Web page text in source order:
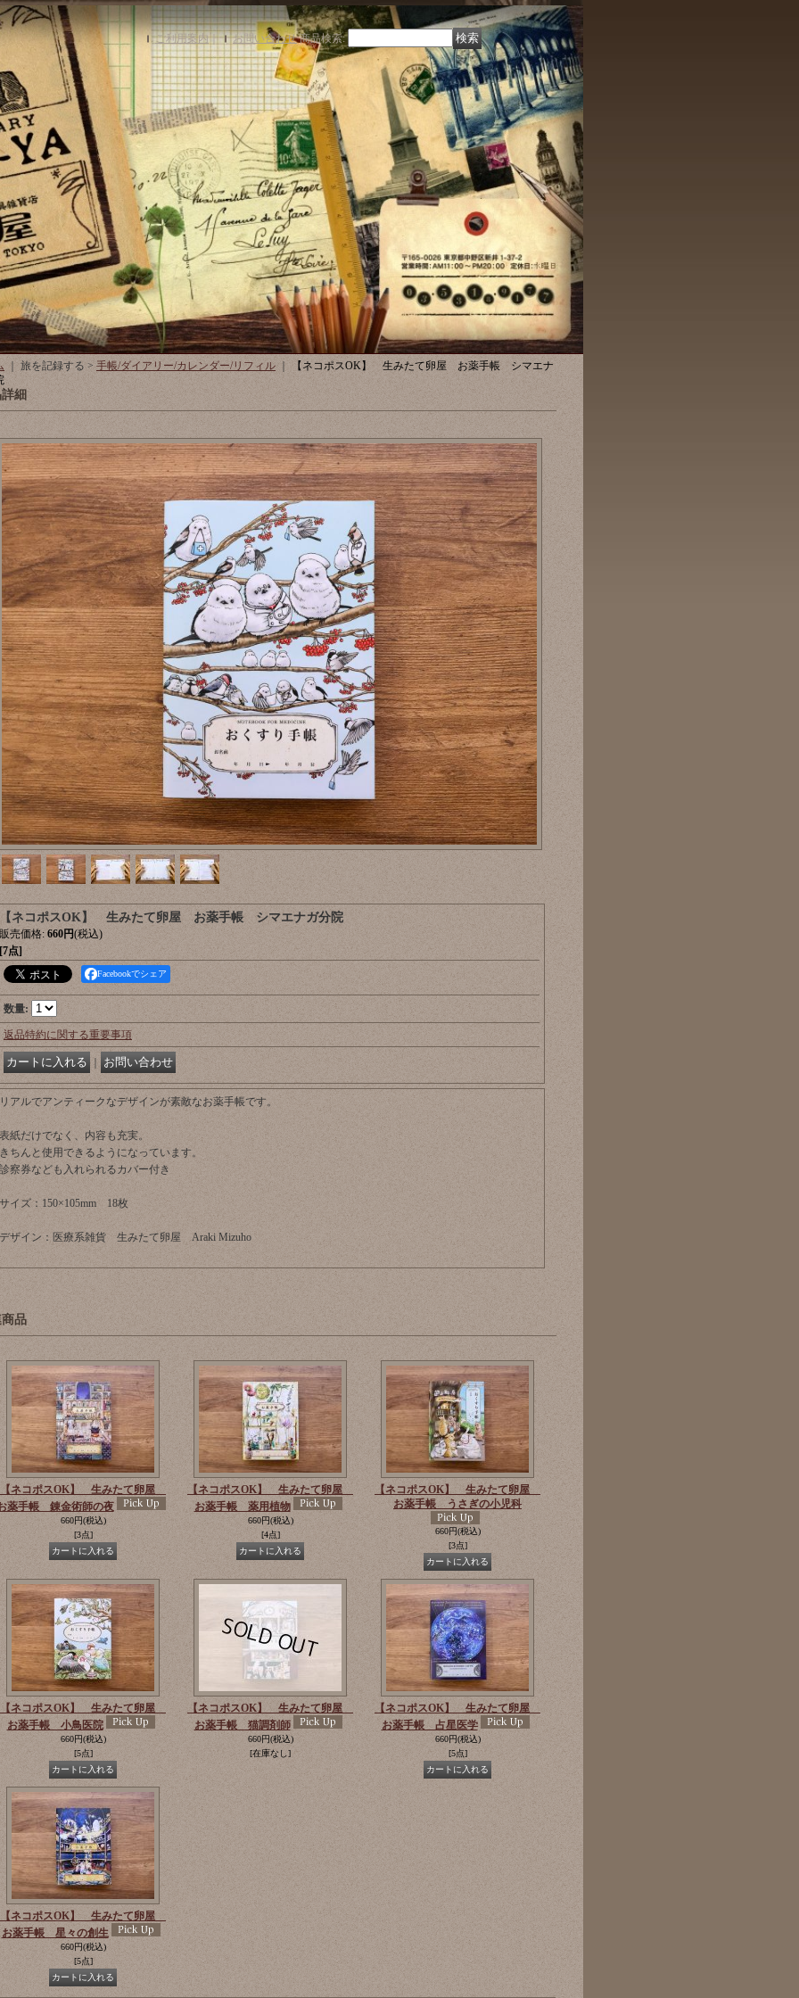
ご利用案内｜ お問い合わせ 商品検索:
｜ 旅を記録する > 手帳/ダイアリー/カレンダー/リフィル ｜
【ネコポスOK】 生みたて卵屋 お薬手帳 シマエナ
細
【ネコポスOK】 生みたて卵屋 お薬手帳 シマエナガ分院
販売価格: 660円(税込)
[7点]
Facebookでシェア
数量:
返品特約に関する重要事項
｜
リアルでアンティークなデザインが素敵なお薬手帳です。
表紙だけでなく、内容も充実。
きちんと使用できるようになっています。
診察券なども入れられるカバー付き
サイズ：150×105mm 18枚
デザイン：医療系雑貨 生みたて卵屋 Araki Mizuho
品
【ネコポスOK】 生みたて卵屋
薬手帳 錬金術師の夜
660円(税込)
[3点]
【ネコポスOK】 生みたて卵屋
お薬手帳 薬用植物
660円(税込)
[4点]
【ネコポスOK】 生みたて卵屋
お薬手帳 うさぎの小児科
660円(税込)
[3点]
【ネコポスOK】 生みたて卵屋
お薬手帳 小鳥医院
660円(税込)
[5点]
【ネコポスOK】 生みたて卵屋
お薬手帳 猫調剤師
660円(税込)
[在庫なし]
【ネコポスOK】 生みたて卵屋
お薬手帳 占星医学
660円(税込)
[5点]
【ネコポスOK】 生みたて卵屋
お薬手帳 星々の創生
660円(税込)
[5点]